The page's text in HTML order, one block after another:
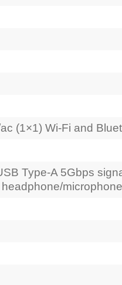
(1×1) Wi-Fi and
Type-A 5Gbps